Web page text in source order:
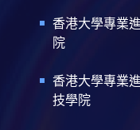
香港大學專業
院
香港大學專業
技學院